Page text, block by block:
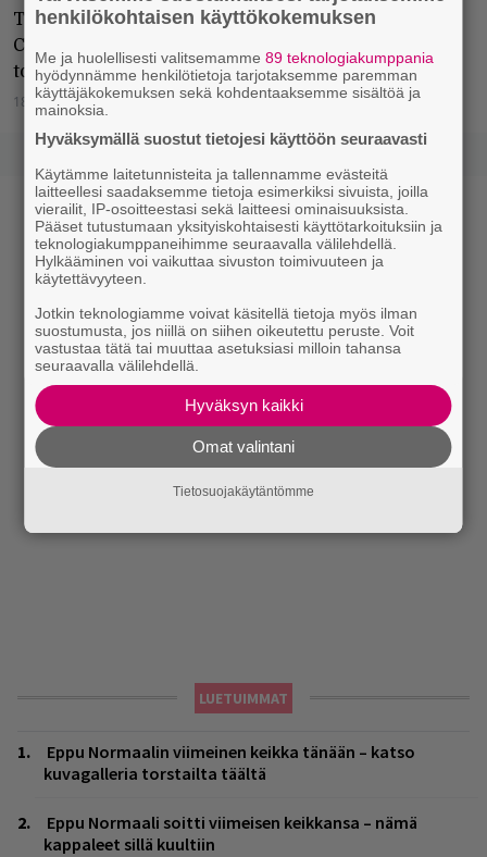
The Flaming Lipsin höyryinen keulakuva Wayne
Coyne kertoi Rumbassa 9/14 sekavahkoja asioita
tornadon liepeiltä.
18.11.2014 Joonas Kuisma
LUETUIMMAT
Eppu Normaalin viimeinen keikka tänään – katso
kuvagalleria torstailta täältä
Eppu Normaali soitti viimeisen keikkansa – nämä
kappaleet sillä kuultiin
henkilökohtaisen käyttökokemuksen
Me ja huolellisesti valitsemamme89 teknologiakumppania
hyödynnämme henkilötietoja tarjotaksemme paremman
käyttäjäkokemuksen sekä kohdentaaksemme sisältöä ja
mainoksia.
Hyväksymällä suostut tietojesi käyttöön seuraavasti
Käytämme laitetunnisteita ja tallennamme evästeitä
laitteellesi saadaksemme tietoja esimerkiksi sivuista, joilla
vierailit, IP-osoitteestasi sekä laitteesi ominaisuuksista.
Pääset tutustumaan yksityiskohtaisesti käyttötarkoituksiin ja
teknologiakumppaneihimme seuraavalla välilehdellä.
Hylkääminen voi vaikuttaa sivuston toimivuuteen ja
käytettävyyteen.
Jotkin teknologiamme voivat käsitellä tietoja myös ilman
suostumusta, jos niillä on siihen oikeutettu peruste. Voit
vastustaa tätä tai muuttaa asetuksiasi milloin tahansa
seuraavalla välilehdellä.
Hyväksyn kaikki
Omat valintani
Tietosuojakäytäntömme